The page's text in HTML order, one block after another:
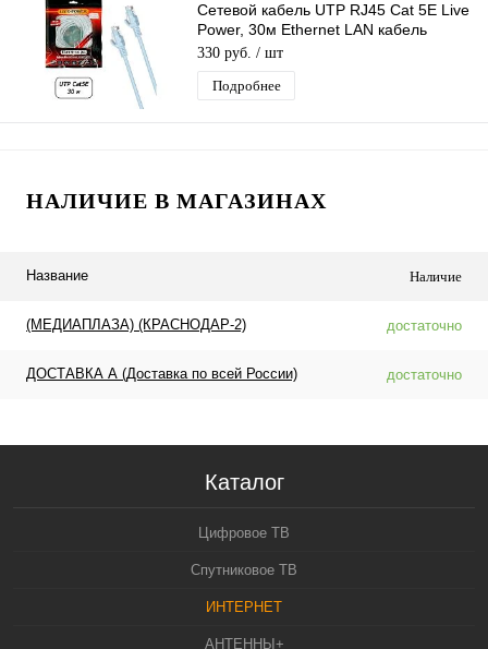
Сетевой кабель UTP RJ45 Cat 5E Live
Power, 30м Ethernet LAN кабель
патчкорд 8-жильный шнур RJ45-RJ45
330 руб. / шт
Подробнее
НАЛИЧИЕ В МАГАЗИНАХ
Название Наличие
(МЕДИАПЛАЗА) (КРАСНОДАР-2) достаточно
ДОСТАВКА А (Доставка по всей России) достаточно
Каталог
Цифровое ТВ
Спутниковое ТВ
ИНТЕРНЕТ
АНТЕННЫ+